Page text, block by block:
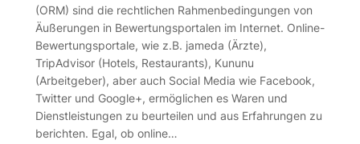
(ORM) sind die rechtlichen Rahmenbedingungen von
Äußerungen in Bewertungsportalen im Internet. Online-
Bewertungsportale, wie z.B. jameda (Ärzte),
TripAdvisor (Hotels, Restaurants), Kununu
(Arbeitgeber), aber auch Social Media wie Facebook,
Twitter und Google+, ermöglichen es Waren und
Dienstleistungen zu beurteilen und aus Erfahrungen zu
berichten. Egal, ob online…